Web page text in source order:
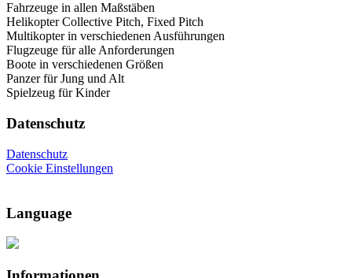
Fahrzeuge in allen Maßstäben
Helikopter Collective Pitch, Fixed Pitch
Multikopter in verschiedenen Ausführungen
Flugzeuge für alle Anforderungen
Boote in verschiedenen Größen
Panzer für Jung und Alt
Spielzeug für Kinder
Datenschutz
Datenschutz
Cookie Einstellungen
Language